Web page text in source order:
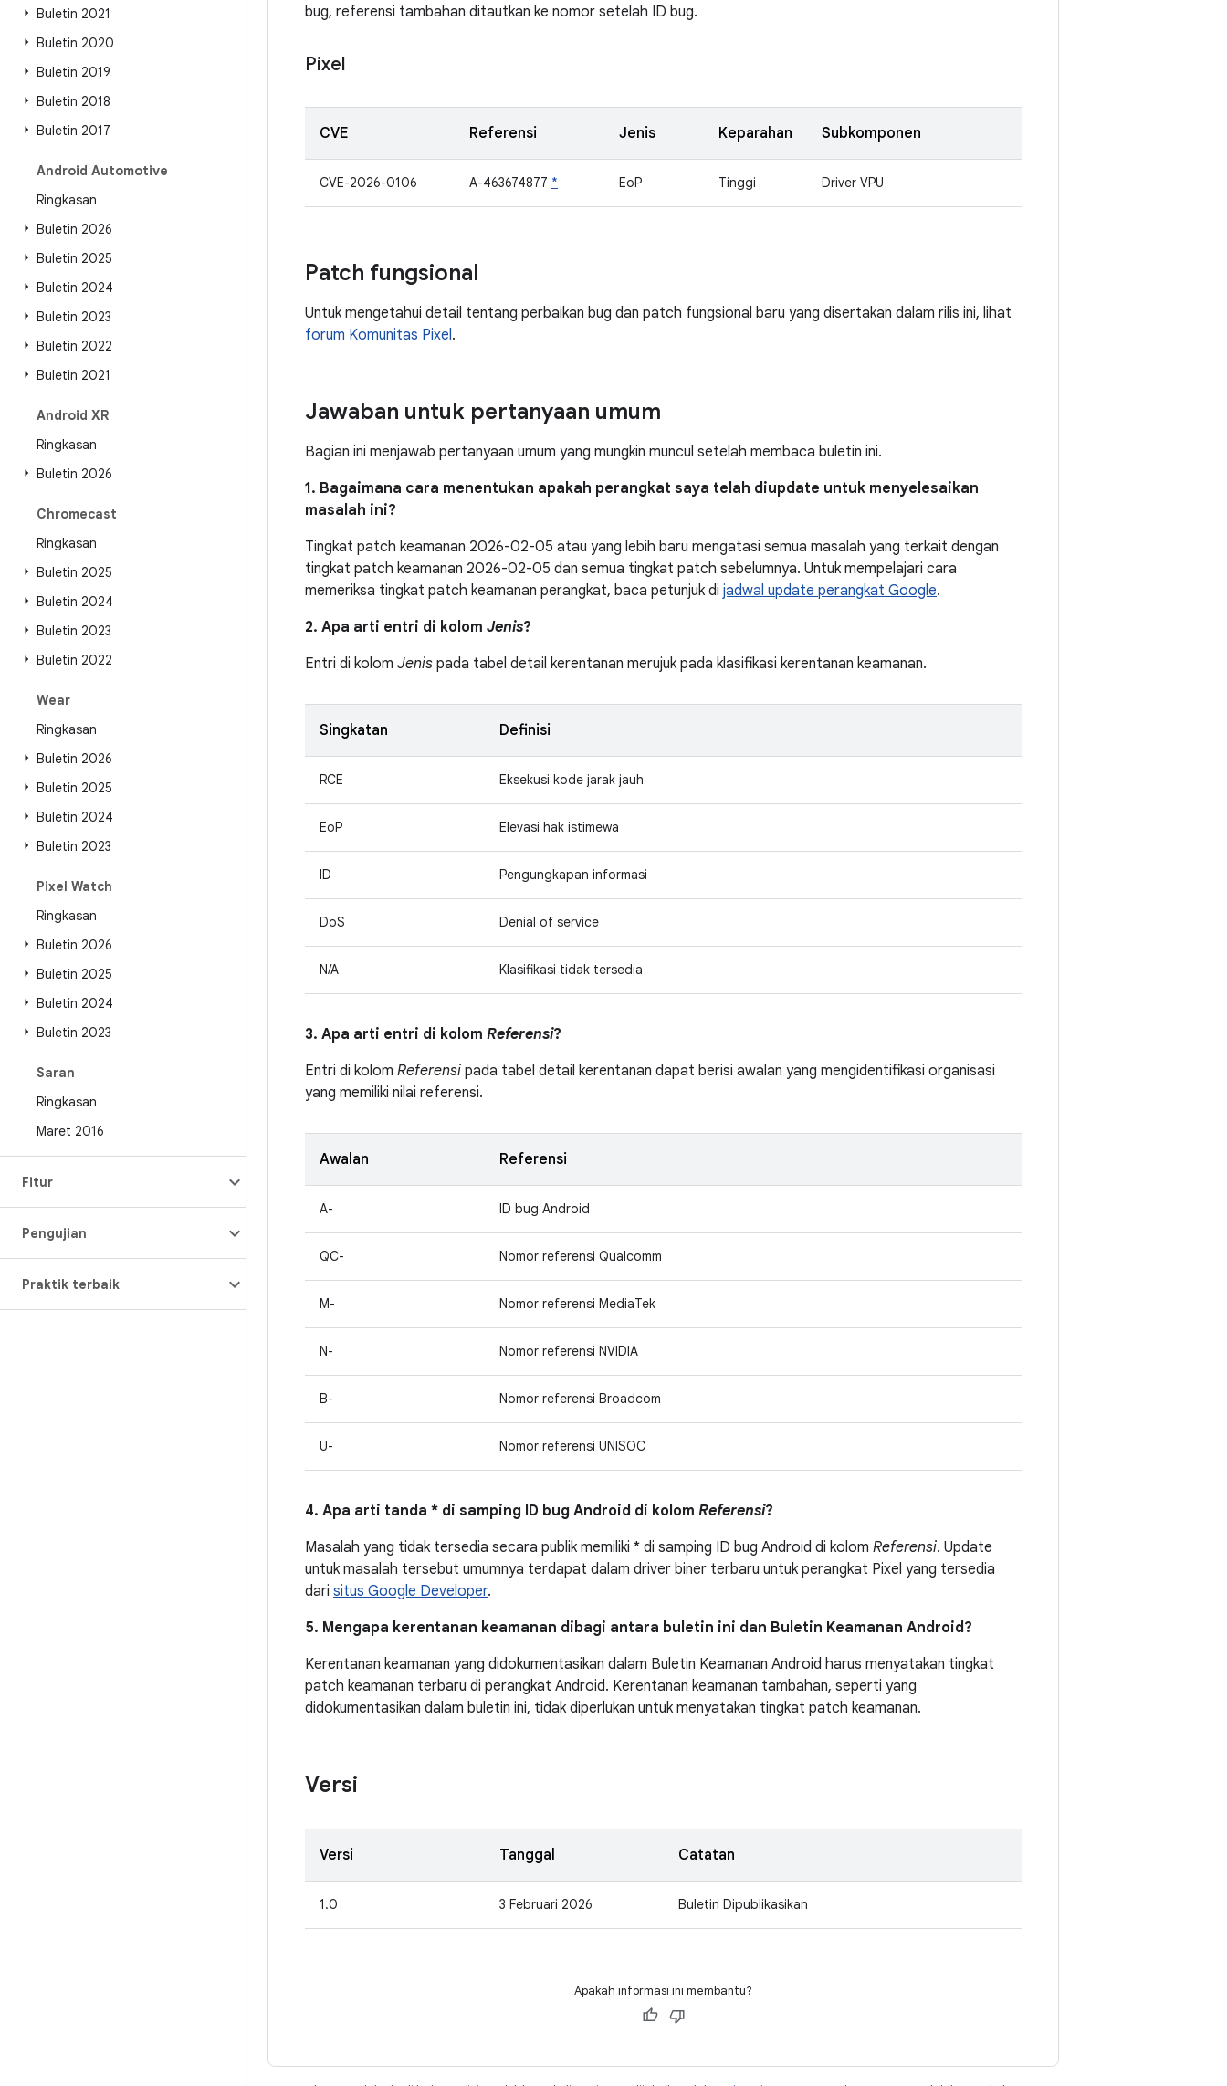
Buletin 2021
Buletin 2020
Buletin 2019
Buletin 2018
Buletin 2017
Android Automotive
Ringkasan
Buletin 2026
Buletin 2025
Buletin 2024
Buletin 2023
Buletin 2022
Buletin 2021
Android XR
Ringkasan
Buletin 2026
Chromecast
Ringkasan
Buletin 2025
Buletin 2024
Buletin 2023
Buletin 2022
Wear
Ringkasan
Buletin 2026
Buletin 2025
Buletin 2024
Buletin 2023
Pixel Watch
Ringkasan
Buletin 2026
Buletin 2025
Buletin 2024
Buletin 2023
Saran
Ringkasan
Maret 2016
Fitur
Pengujian
Praktik terbaik
bug, referensi tambahan ditautkan ke nomor setelah ID bug.
Pixel
CVE Referensi Jenis Keparahan Subkomponen
CVE-2026-0106 A-463674877 * EoP Tinggi Driver VPU
Patch fungsional
Untuk mengetahui detail tentang perbaikan bug dan patch fungsional baru yang disertakan dalam rilis ini, lihat
forum Komunitas Pixel.
Jawaban untuk pertanyaan umum
Bagian ini menjawab pertanyaan umum yang mungkin muncul setelah membaca buletin ini.
1. Bagaimana cara menentukan apakah perangkat saya telah diupdate untuk menyelesaikan
masalah ini?
Tingkat patch keamanan 2026-02-05 atau yang lebih baru mengatasi semua masalah yang terkait dengan
tingkat patch keamanan 2026-02-05 dan semua tingkat patch sebelumnya. Untuk mempelajari cara
memeriksa tingkat patch keamanan perangkat, baca petunjuk di jadwal update perangkat Google.
2. Apa arti entri di kolom Jenis?
Entri di kolom Jenis pada tabel detail kerentanan merujuk pada klasifikasi kerentanan keamanan.
Singkatan Definisi
RCE Eksekusi kode jarak jauh
EoP Elevasi hak istimewa
ID Pengungkapan informasi
DoS Denial of service
N/A Klasifikasi tidak tersedia
3. Apa arti entri di kolom Referensi?
Entri di kolom Referensi pada tabel detail kerentanan dapat berisi awalan yang mengidentifikasi organisasi
yang memiliki nilai referensi.
Awalan Referensi
A- ID bug Android
QC- Nomor referensi Qualcomm
M- Nomor referensi MediaTek
N- Nomor referensi NVIDIA
B- Nomor referensi Broadcom
U- Nomor referensi UNISOC
4. Apa arti tanda * di samping ID bug Android di kolom Referensi?
Masalah yang tidak tersedia secara publik memiliki * di samping ID bug Android di kolom Referensi. Update
untuk masalah tersebut umumnya terdapat dalam driver biner terbaru untuk perangkat Pixel yang tersedia
dari situs Google Developer.
5. Mengapa kerentanan keamanan dibagi antara buletin ini dan Buletin Keamanan Android?
Kerentanan keamanan yang didokumentasikan dalam Buletin Keamanan Android harus menyatakan tingkat
patch keamanan terbaru di perangkat Android. Kerentanan keamanan tambahan, seperti yang
didokumentasikan dalam buletin ini, tidak diperlukan untuk menyatakan tingkat patch keamanan.
Versi
Versi Tanggal Catatan
1.0 3 Februari 2026 Buletin Dipublikasikan
Apakah informasi ini membantu?